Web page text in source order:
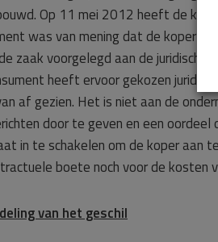
Op 11 mei 2012 heeft de
was van mening dat de koper
zaak voorgelegd aan de juridische
heeft ervoor gekozen
af gezien. Het is niet aan de
door te geven en een
in te schakelen om de koper aan
boete noch voor de kosten
van het geschil